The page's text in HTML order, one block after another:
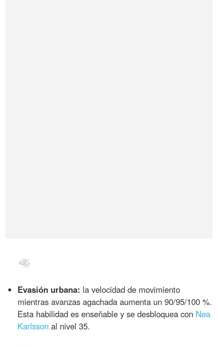
Evasión urbana: la velocidad de movimiento
mientras avanzas agachada aumenta un 90/95/100 %.
Esta habilidad es enseñable y se desbloquea con Nea
Karlsson al nivel 35.